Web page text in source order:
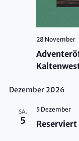
28 November
Dezember 2026
SA.
5
5 Dezember
Reserviert